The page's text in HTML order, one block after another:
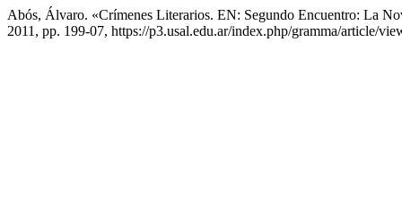
Abós, Álvaro. «Crímenes Literarios. EN: Segundo Encuentro: La
2011, pp. 199-07, https://p3.usal.edu.ar/index.php/gramma/article/